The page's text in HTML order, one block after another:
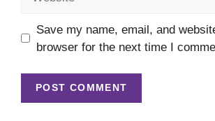
Save my name, email, and
browser for the next time I